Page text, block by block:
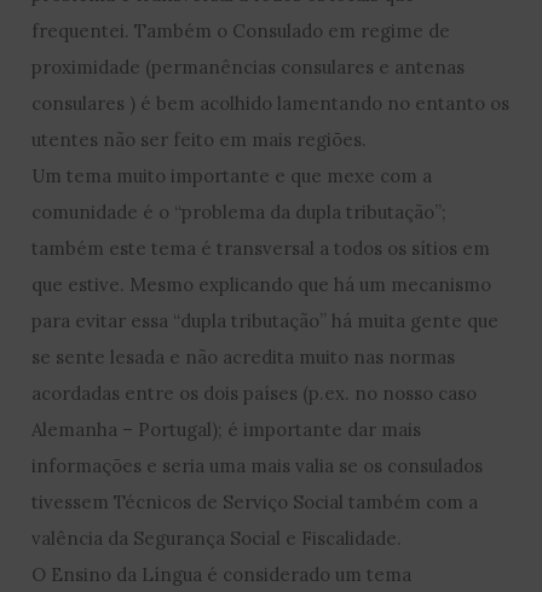
frequentei. Também o Consulado em regime de
proximidade (permanências consulares e antenas
consulares ) é bem acolhido lamentando no entanto os
utentes não ser feito em mais regiões.
Um tema muito importante e que mexe com a
comunidade é o “problema da dupla tributação”;
também este tema é transversal a todos os sítios em
que estive. Mesmo explicando que há um mecanismo
para evitar essa “dupla tributação” há muita gente que
se sente lesada e não acredita muito nas normas
acordadas entre os dois países (p.ex. no nosso caso
Alemanha – Portugal); é importante dar mais
informações e seria uma mais valia se os consulados
tivessem Técnicos de Serviço Social também com a
valência da Segurança Social e Fiscalidade.
O Ensino da Língua é considerado um tema